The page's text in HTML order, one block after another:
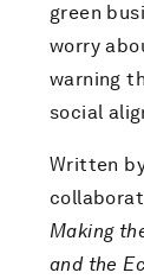
green
worry
warning
social
Written
Making
and the